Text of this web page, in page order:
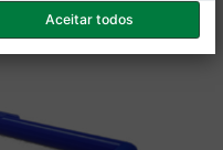
Aceitar todos